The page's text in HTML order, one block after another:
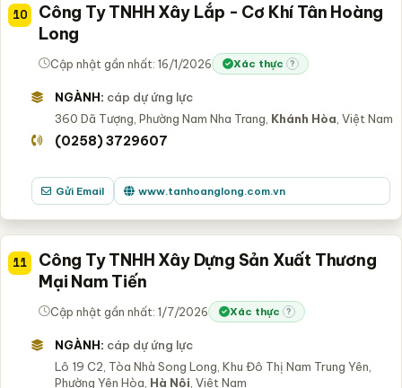
10
Công Ty TNHH Xây Lắp - Cơ Khí Tân Hoàng
Long
Cập nhật gần nhất: 16/1/2026 Xác thực ?
NGÀNH: cáp dự ứng lực
360 Dã Tượng, Phường Nam Nha Trang, Khánh Hòa , Việt Nam
(0258) 3729607
Gửi Email www.tanhoanglong.com.vn
11
Công Ty TNHH Xây Dựng Sản Xuất Thương
Mại Nam Tiến
Cập nhật gần nhất: 1/7/2026 Xác thực ?
NGÀNH: cáp dự ứng lực
Lô 19 C2, Tòa Nhà Song Long, Khu Đô Thị Nam Trung Yên,
Phường Yên Hòa, Hà Nội , Việt Nam